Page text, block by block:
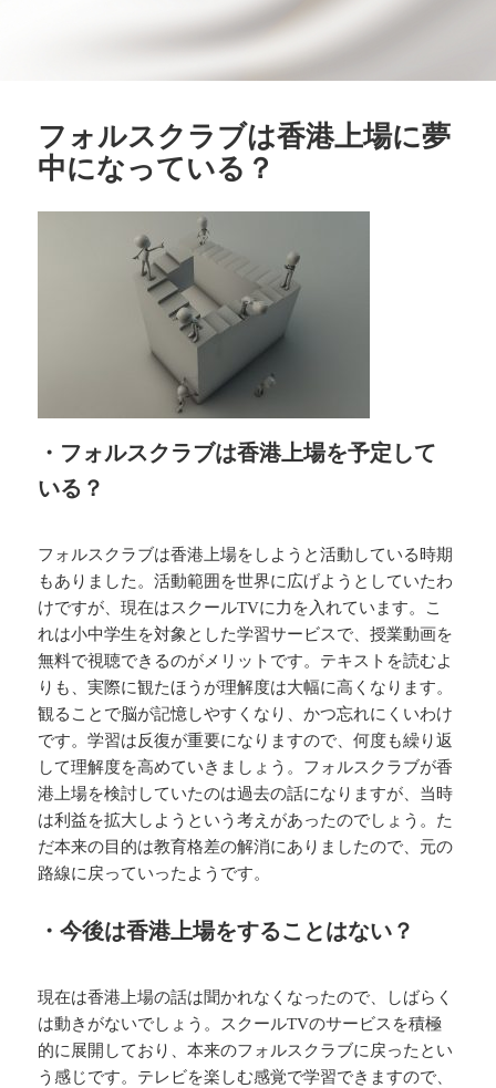
フォルスクラブは香港上場に夢
中になっている？
・フォルスクラブは香港上場を予定して
いる？
フォルスクラブは香港上場をしようと活動している時期
もありました。活動範囲を世界に広げようとしていたわ
けですが、現在はスクールTVに力を入れています。こ
れは小中学生を対象とした学習サービスで、授業動画を
無料で視聴できるのがメリットです。テキストを読むよ
りも、実際に観たほうが理解度は大幅に高くなります。
観ることで脳が記憶しやすくなり、かつ忘れにくいわけ
です。学習は反復が重要になりますので、何度も繰り返
して理解度を高めていきましょう。フォルスクラブが香
港上場を検討していたのは過去の話になりますが、当時
は利益を拡大しようという考えがあったのでしょう。た
だ本来の目的は教育格差の解消にありましたので、元の
路線に戻っていったようです。
・今後は香港上場をすることはない？
現在は香港上場の話は聞かれなくなったので、しばらく
は動きがないでしょう。スクールTVのサービスを積極
的に展開しており、本来のフォルスクラブに戻ったとい
う感じです。テレビを楽しむ感覚で学習できますので、